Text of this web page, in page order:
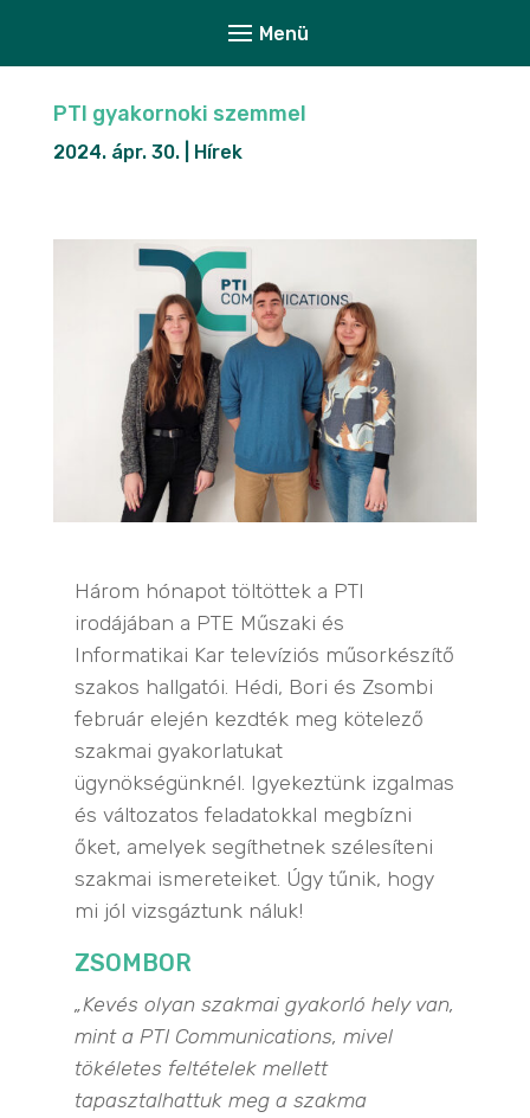
PTI gyakornoki szemmel
2024. ápr. 30.| Hírek
Három hónapot töltöttek a PTI
irodájában a PTE Műszaki és
Informatikai Kar televíziós műsorkészítő
szakos hallgatói. Hédi, Bori és Zsombi
február elején kezdték meg kötelező
szakmai gyakorlatukat
ügynökségünknél. Igyekeztünk izgalmas
és változatos feladatokkal megbízni
őket, amelyek segíthetnek szélesíteni
szakmai ismereteiket. Úgy tűnik, hogy
mi jól vizsgáztunk náluk!
ZSOMBOR
„Kevés olyan szakmai gyakorló hely van,
mint a PTI Communications, mivel
tökéletes feltételek mellett
tapasztalhattuk meg a szakma